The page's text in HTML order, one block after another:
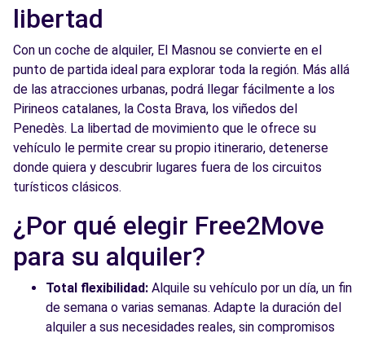
Ver agencia
Free2Move Rent - AUTO ECO, S.A. -
Barcelona (C)
10.7
km
CIUDAD DE LA ASUNCION, 65-67
Barcelona, 8030
Ver agencia
Free2Move Rent - DRIVIM BARCELONA CR2
- Barcelona (P)
10.7
Ciudad de Asunción
Barcelona, 08030
Ver agencia
libertad
Con un coche de alquiler, El Masnou se convierte en el
punto de partida ideal para explorar toda la región. Más allá
de las atracciones urbanas, podrá llegar fácilmente a los
Pirineos catalanes, la Costa Brava, los viñedos del
Penedès. La libertad de movimiento que le ofrece su
vehículo le permite crear su propio itinerario, detenerse
donde quiera y descubrir lugares fuera de los circuitos
turísticos clásicos.
¿Por qué elegir Free2Move
para su alquiler?
Total flexibilidad: Alquile su vehículo por un día, un fin
de semana o varias semanas. Adapte la duración del
alquiler a sus necesidades reales, sin compromisos